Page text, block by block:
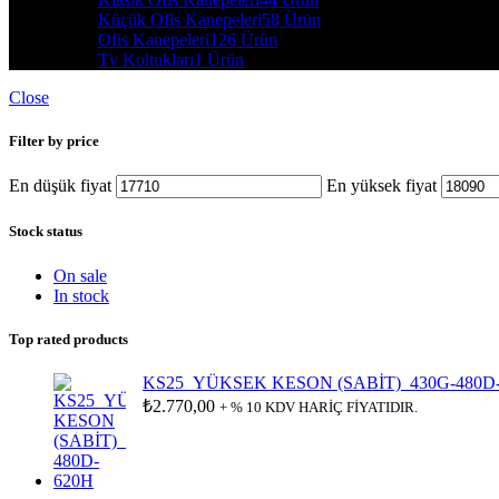
Küçük Ofis Kanepeleri58 Ürün
Ofis Kanepeleri126 Ürün
Tv Koltukları1 Ürün
Close
Filter by price
En düşük fiyat En yüksek fiyat
Stock status
On sale
In stock
Top rated products
KS25_YÜKSEK KESON (SABİT)_430G-
₺2.770,00 + % 10 KDV HARİÇ FİYATIDIR.